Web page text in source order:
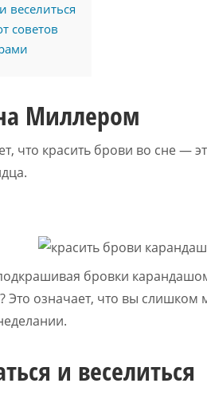
веселиться
советов
Миллером
что красить брови во сне —
бровки
Это означает, что вы
и веселиться